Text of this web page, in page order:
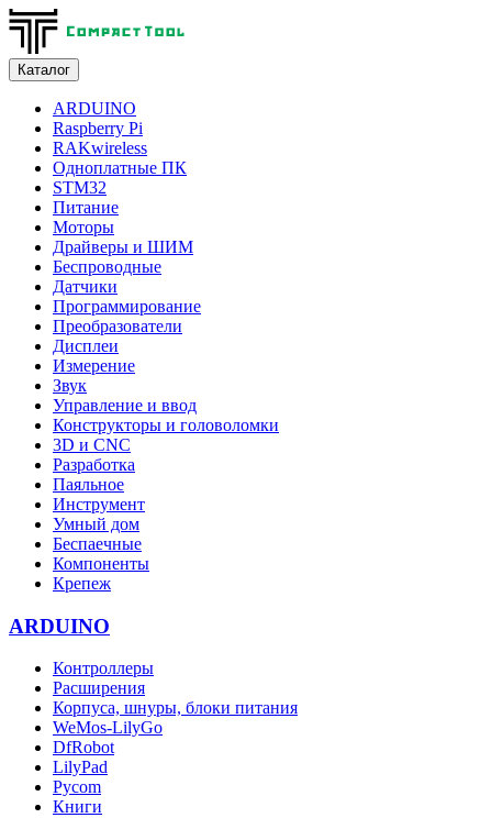
Каталог
ARDUINO
Raspberry Pi
RAKwireless
Одноплатные ПК
STM32
Питание
Моторы
Драйверы и ШИМ
Беспроводные
Датчики
Программирование
Преобразователи
Дисплеи
Измерение
Звук
Управление и ввод
Конструкторы и головоломки
3D и CNC
Разработка
Паяльное
Инструмент
Умный дом
Беспаечные
Компоненты
Крепеж
ARDUINO
Контроллеры
Расширения
Корпуса, шнуры, блоки питания
WeMos-LilyGo
DfRobot
LilyPad
Pycom
Книги